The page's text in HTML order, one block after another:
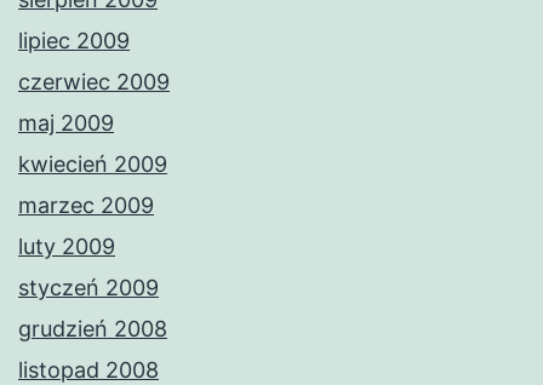
lipiec 2009
czerwiec 2009
maj 2009
kwiecień 2009
marzec 2009
luty 2009
styczeń 2009
grudzień 2008
listopad 2008